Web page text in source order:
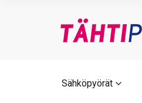
Sähköpyörät